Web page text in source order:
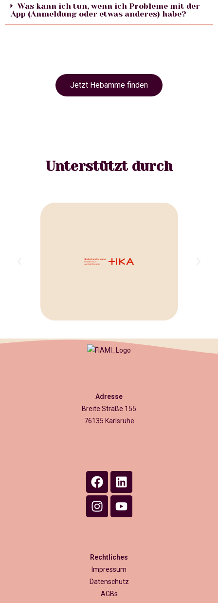
Was kann ich tun, wenn ich Probleme mit der
App (Anmeldung oder etwas anderes) habe?
Jetzt Hebamme finden
Unterstützt durch
Adresse
Breite Straße 155
76135 Karlsruhe
Rechtliches
Impressum
Datenschutz
AGBs